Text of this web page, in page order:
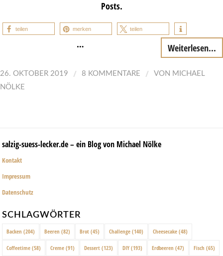
Posts.
teilen merken teilen
… Weiterlesen...
26. OKTOBER 2019 / 8 KOMMENTARE / VON MICHAEL
NÖLKE
salzig-suess-lecker.de – ein Blog von Michael Nölke
Kontakt
Impressum
Datenschutz
SCHLAGWÖRTER
Backen (204) Beeren (82) Brot (45) Challenge (140) Cheesecake (48)
Coffeetime (58) Creme (91) Dessert (123) DIY (193) Erdbeeren (47) Fisch (65)